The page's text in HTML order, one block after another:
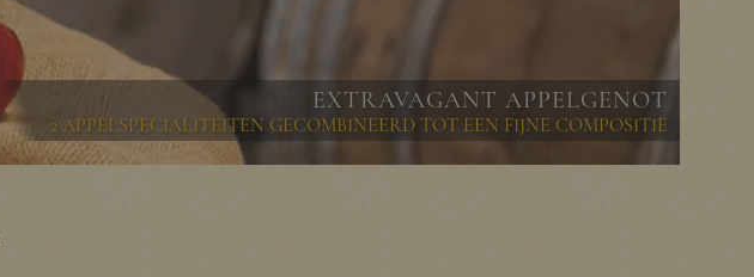
EXTRAVAGANT APPELGENOT
2 APPELSPECIALITEITEN GECOMBINEERD TOT EEN FIJNE COMPOSITIE